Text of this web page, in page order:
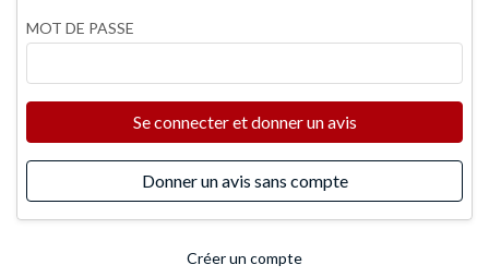
MOT DE PASSE
Se connecter et donner un avis
Donner un avis sans compte
Créer un compte